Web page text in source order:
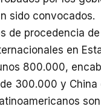
sido convocados.
de procedencia
en
800.000,
300.000 y China